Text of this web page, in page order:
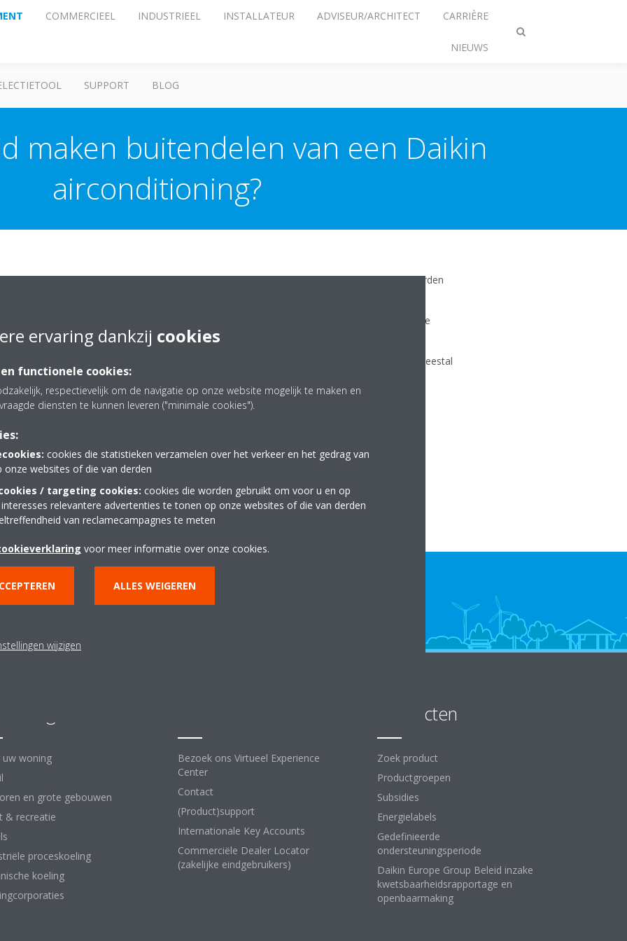
Zoeken
COMMERCIEEL INDUSTRIEEL INSTALLATEUR ADVISEUR/ARCHITECT CARRIÈRE
NIEUWS
SUPPORT BLOG
maken buitendelen van een Daikin
airconditioning?
is een van de laagste in de Nederlandse markt. In de catalogus kan u verschillende waarden
Geluidvermogen en geluiddruk.
of airco wordt opgewekt door het systeem zelf, onafhankelijk van de afstand en de
uitgedrukt als Lw(A)
dat op een bepaalde afstand wordt gehoord en waargenomen. De geluidsdruk wordt meestal
vandaan en in brochures vermeld. Geluidsdruk - Lp(A)
verdubbeling van afstand tussen bron en ontvanger, 6 dB(A) verlaging als gevolg heeft.
uw woning
en grote gebouwen
& recreatie
proceskoeling
koeling
Bezoek ons Virtueel Experience
Center
Contact
(Product)support
Internationale Key Accounts
Commerciële Dealer Locator
(zakelijke eindgebruikers)
Producten
Zoek product
Productgroepen
Subsidies
Energielabels
Gedefinieerde
ondersteuningsperiode
Daikin Europe Group Beleid inzake
kwetsbaarheidsrapportage en
openbaarmaking
ervaring dankzij cookies
functionele cookies:
respectievelijk om de navigatie op onze website mogelijk te maken en
diensten te kunnen leveren ("minimale cookies").
cookies die statistieken verzamelen over het verkeer en het gedrag van
onze websites of die van derden
/ targeting cookies: cookies die worden gebruikt om voor u en op
relevantere advertenties te tonen op onze websites of die van derden
van reclamecampagnes te meten
voor meer informatie over onze cookies.
ALLES WEIGEREN
wijzigen